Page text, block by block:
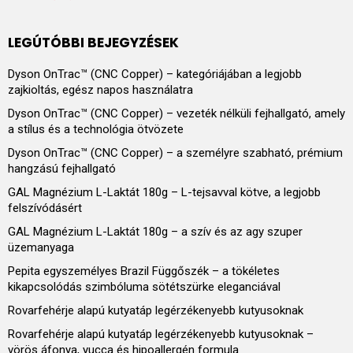
LEGÚTÓBBI BEJEGYZÉSEK
Dyson OnTrac™ (CNC Copper) – kategóriájában a legjobb
zajkioltás, egész napos használatra
Dyson OnTrac™ (CNC Copper) – vezeték nélküli fejhallgató, amely
a stílus és a technológia ötvözete
Dyson OnTrac™ (CNC Copper) – a személyre szabható, prémium
hangzású fejhallgató
GAL Magnézium L-Laktát 180g – L-tejsavval kötve, a legjobb
felszívódásért
GAL Magnézium L-Laktát 180g – a szív és az agy szuper
üzemanyaga
Pepita egyszemélyes Brazil Függőszék – a tökéletes
kikapcsolódás szimbóluma sötétszürke eleganciával
Rovarfehérje alapú kutyatáp legérzékenyebb kutyusoknak
Rovarfehérje alapú kutyatáp legérzékenyebb kutyusoknak –
vörös áfonya, yucca és hipoallergén formula